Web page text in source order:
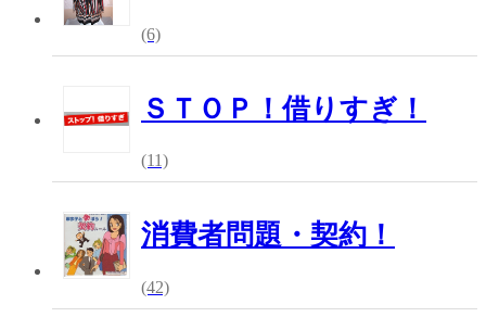
(6)
ＳＴＯＰ！借りすぎ！
(11)
消費者問題・契約！
(42)